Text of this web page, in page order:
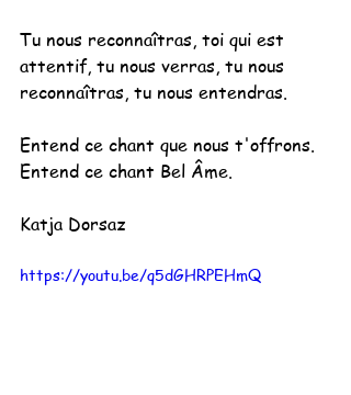
Tu nous reconnaîtras, toi qui est
attentif, tu nous verras, tu nous
reconnaîtras, tu nous entendras.
Entend ce chant que nous t'offrons.
Entend ce chant Bel Âme.
Katja Dorsaz
https://youtu.be/q5dGHRPEHmQ